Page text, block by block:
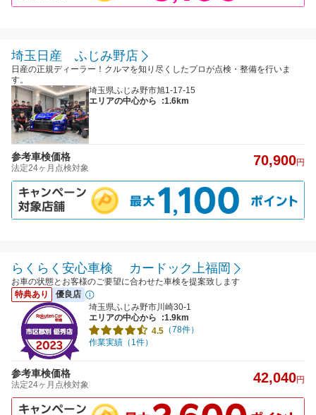
埼玉日産 ふじみ野店
日産の正規ディーラー！クルマを知り尽くしたプロが点検・整備を行いま
す。
埼玉県ふじみ野市旭1-17-15
エリアの中心から
:1.6km
参考車検価格
法定24ヶ月点検対象 70,900円
らくらく安心車検 カードック上福岡
お車の状態とお客様のご要望に合わせた車検を提案致します
特典あり
優良店
埼玉県ふじみ野市川崎30-1
エリアの中心から
:1.9km
4.5 （78件）
作業実績（1件）
参考車検価格
法定24ヶ月点検対象 42,040円